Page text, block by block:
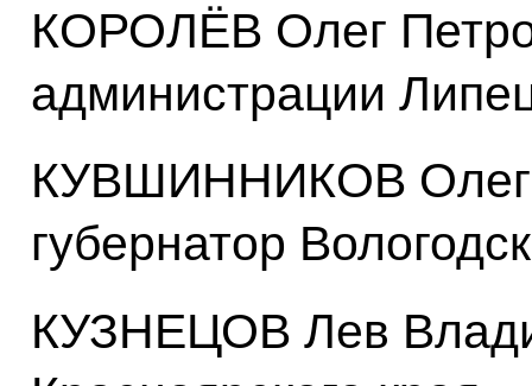
КОРОЛЁВ Олег
администрации
КУВШИННИКОВ Олег
губернатор
КУЗНЕЦОВ Лев